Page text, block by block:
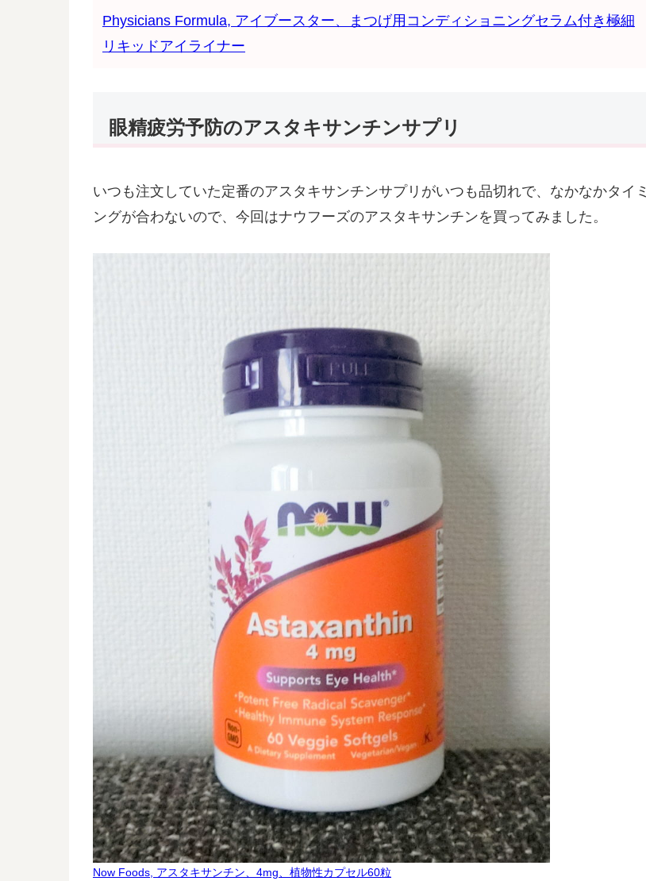
Physicians Formula, アイブースター、まつげ用コンディショニングセラム付き極細
リキッドアイライナー
眼精疲労予防のアスタキサンチンサプリ
いつも注文していた定番のアスタキサンチンサプリがいつも品切れで、なかなかタイミ
ングが合わないので、今回はナウフーズのアスタキサンチンを買ってみました。
Now Foods, アスタキサンチン、4mg、植物性カプセル60粒